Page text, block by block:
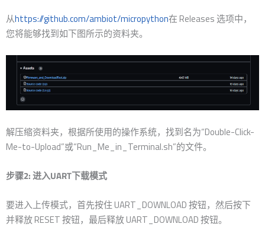
从https://github.com/ambiot/micropython在 Releases 选项中，
您将能够找到如下图所示的资料夹。
解压缩资料夹，根据所使用的操作系统，找到名为“Double-Click-
Me-to-Upload”或“Run_Me_in_Terminal.sh”的文件。
步骤2: 进入UART下载模式
要进入上传模式，首先按住 UART_DOWNLOAD 按钮，然后按下
并释放 RESET 按钮，最后释放 UART_DOWNLOAD 按钮。